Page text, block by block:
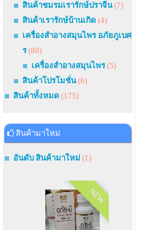
สินค้าชมรมเรารักษ์ปราจีน(7)
สินค้าเรารักษ์บ้านเกิด (4)
เครื่องสำอางสมุนไพร อภัยภูเบศ
ร(80)
เครื่องสำอางสมุนไพร(5)
สินค้าโปรโมชั่น(6)
สินค้าทั้งหมด (175)
สินค้ามาใหม่
อันดับ สินค้ามาใหม่ (1)
NEW